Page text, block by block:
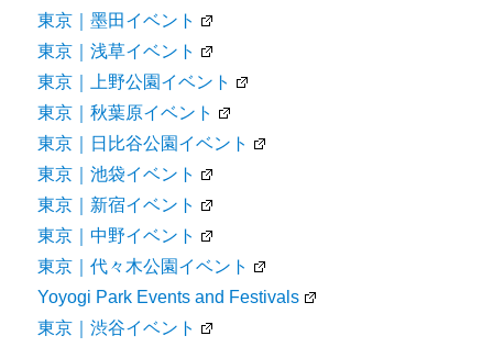
東京｜墨田イベント
東京｜浅草イベント
東京｜上野公園イベント
東京｜秋葉原イベント
東京｜日比谷公園イベント
東京｜池袋イベント
東京｜新宿イベント
東京｜中野イベント
東京｜代々木公園イベント
Yoyogi Park Events and Festivals
東京｜渋谷イベント